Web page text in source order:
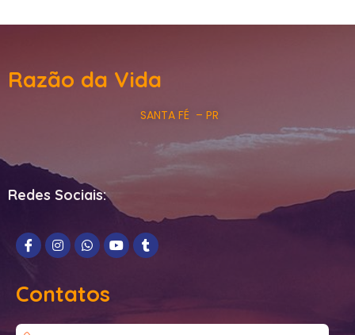
Razão da Vida
SANTA FÉ – PR
Redes Sociais:
Contatos